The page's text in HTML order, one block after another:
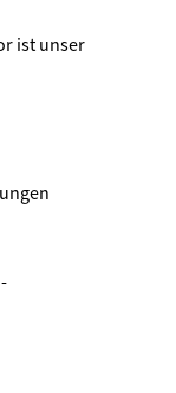
ist unser